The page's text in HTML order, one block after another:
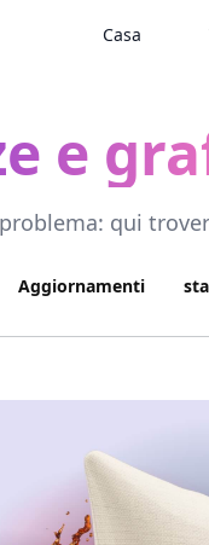
Casa
e
qui
Aggiornamenti